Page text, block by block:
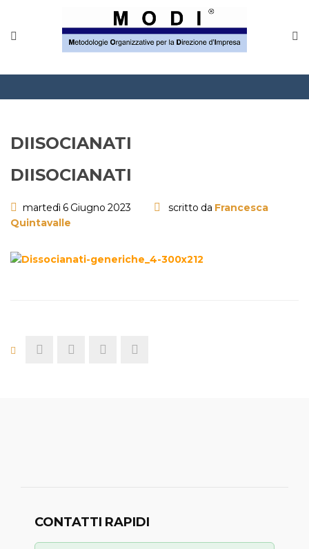
Questionario
Blog e info
DIISOCIANATI
DIISOCIANATI
martedì 6 Giugno 2023 scritto da Francesca
Quintavalle
CONTATTI RAPIDI